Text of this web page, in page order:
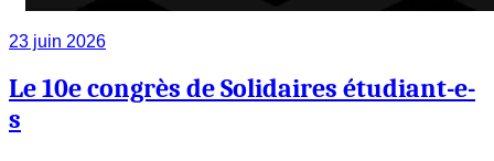
23 juin 2026
Le 10e congrès de Solidaires étudiant-e-
s